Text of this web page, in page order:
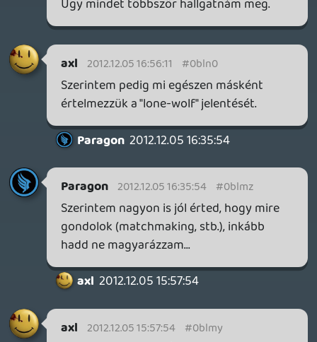
egyöntetűen érdeklődik a téma iránt,
akkor nem sok értelme marad a Wii U-nak.
axl 2012.12.04 23:06:43
nesman 2012.12.05 00:36:47 #0blmu
Két órás Resident Evil 2?
axl 2012.12.04 23:06:43
Akkor a Nintendo átírhatja a profilodat
egy új gépre.
2012.12.04 20:24:32
2012.12.04 23:06:43 #0blms
Mondjuk főleg egyjátékos gamerként én
már most is elhanyagolva érzem magam a
Paragon 2012.12.04 22:55:30